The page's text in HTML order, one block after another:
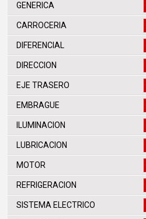
GENERICA
CARROCERIA
DIFERENCIAL
DIRECCION
EJE TRASERO
EMBRAGUE
ILUMINACION
LUBRICACION
MOTOR
REFRIGERACION
SISTEMA ELECTRICO